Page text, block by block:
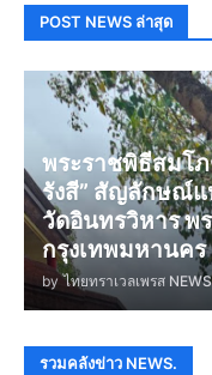
POST NEWS ล่าสุด
พระราชพิธีสมโ
รังสี” สัญลักษณ์แ
วัดอินทรวิหาร พ
กรุงเทพมหานคร
by ไทยทราเวลเพรส NEWS
รวมคลังข่าว NEWS.